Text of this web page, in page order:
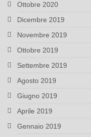
Ottobre 2020
Dicembre 2019
Novembre 2019
Ottobre 2019
Settembre 2019
Agosto 2019
Giugno 2019
Aprile 2019
Gennaio 2019